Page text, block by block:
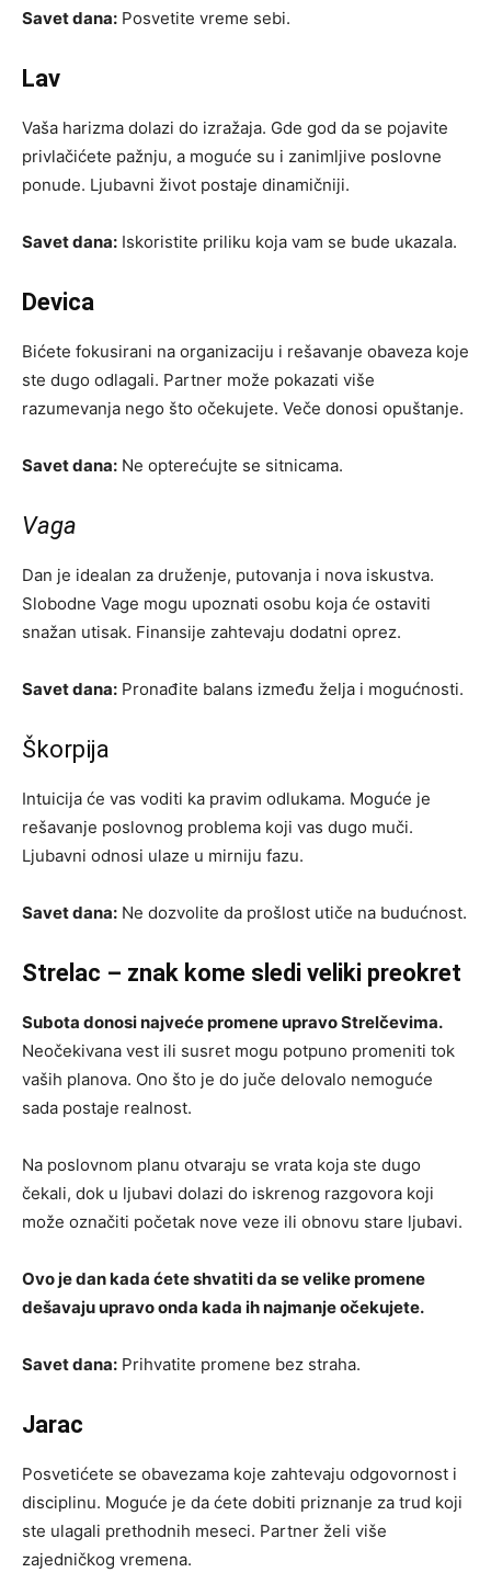
Savet dana: Posvetite vreme sebi.
Lav
Vaša harizma dolazi do izražaja. Gde god da se pojavite
privlačićete pažnju, a moguće su i zanimljive poslovne
ponude. Ljubavni život postaje dinamičniji.
Savet dana: Iskoristite priliku koja vam se bude ukazala.
Devica
Bićete fokusirani na organizaciju i rešavanje obaveza koje
ste dugo odlagali. Partner može pokazati više
razumevanja nego što očekujete. Veče donosi opuštanje.
Savet dana: Ne opterećujte se sitnicama.
Vaga
Dan je idealan za druženje, putovanja i nova iskustva.
Slobodne Vage mogu upoznati osobu koja će ostaviti
snažan utisak. Finansije zahtevaju dodatni oprez.
Savet dana: Pronađite balans između želja i mogućnosti.
Škorpija
Intuicija će vas voditi ka pravim odlukama. Moguće je
rešavanje poslovnog problema koji vas dugo muči.
Ljubavni odnosi ulaze u mirniju fazu.
Savet dana: Ne dozvolite da prošlost utiče na budućnost.
Strelac – znak kome sledi veliki preokret
Subota donosi najveće promene upravo Strelčevima.
Neočekivana vest ili susret mogu potpuno promeniti tok
vaših planova. Ono što je do juče delovalo nemoguće
sada postaje realnost.
Na poslovnom planu otvaraju se vrata koja ste dugo
čekali, dok u ljubavi dolazi do iskrenog razgovora koji
može označiti početak nove veze ili obnovu stare ljubavi.
Ovo je dan kada ćete shvatiti da se velike promene
dešavaju upravo onda kada ih najmanje očekujete.
Savet dana: Prihvatite promene bez straha.
Jarac
Posvetićete se obavezama koje zahtevaju odgovornost i
disciplinu. Moguće je da ćete dobiti priznanje za trud koji
ste ulagali prethodnih meseci. Partner želi više
zajedničkog vremena.